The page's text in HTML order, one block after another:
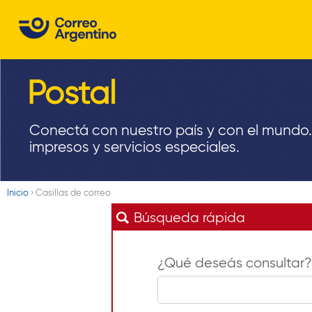
A
Postal
Conectá con nuestro país y con el
impresos y servicios especiales.
Inicio › Casillas de correo
Búsqueda rápida
¿Qué deseás consultar?